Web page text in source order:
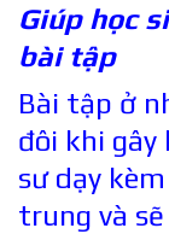
Giúp học
bài tập
Bài tập ở
đôi khi gây
sư dạy
trung và